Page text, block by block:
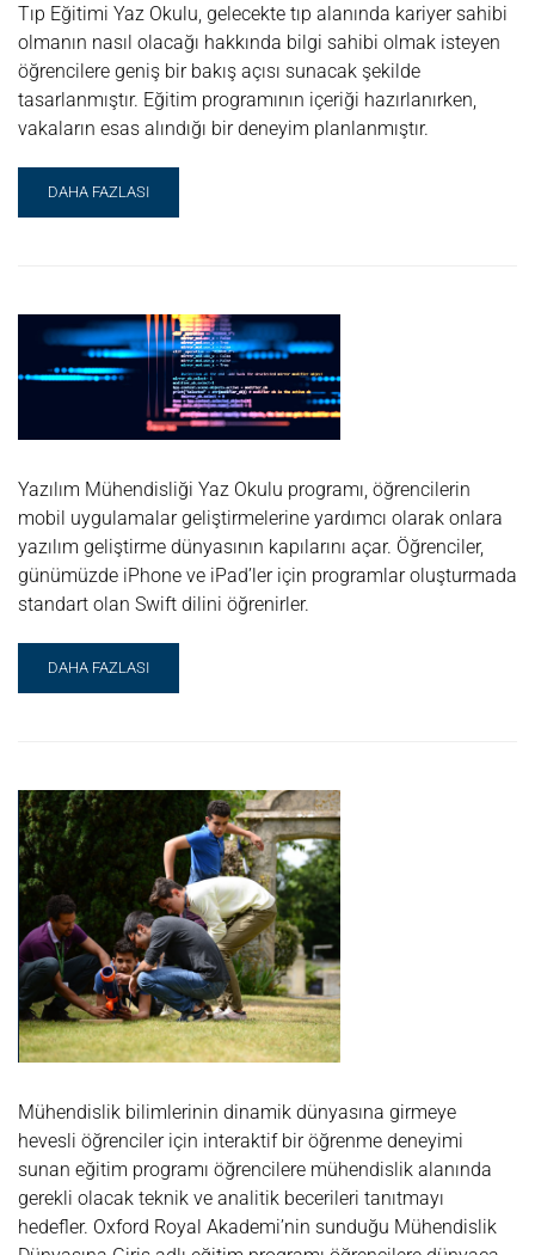
Tıp Eğitimi Yaz Okulu, gelecekte tıp alanında kariyer sahibi
olmanın nasıl olacağı hakkında bilgi sahibi olmak isteyen
öğrencilere geniş bir bakış açısı sunacak şekilde
tasarlanmıştır. Eğitim programının içeriği hazırlanırken,
vakaların esas alındığı bir deneyim planlanmıştır.
READ
MORE
OKULU
DAHA FAZLASI
Yazılım Mühendisliği Yaz Okulu programı, öğrencilerin
mobil uygulamalar geliştirmelerine yardımcı olarak onlara
yazılım geliştirme dünyasının kapılarını açar. Öğrenciler,
günümüzde iPhone ve iPad’ler için programlar oluşturmada
standart olan Swift dilini öğrenirler.
READ
MORE
YAZILIM
MÜHENDISLIĞI
YAZ
OKULU
HOTCHKISS
DAHA FAZLASI
Mühendislik bilimlerinin dinamik dünyasına girmeye
hevesli öğrenciler için interaktif bir öğrenme deneyimi
sunan eğitim programı öğrencilere mühendislik alanında
gerekli olacak teknik ve analitik becerileri tanıtmayı
hedefler. Oxford Royal Akademi’nin sunduğu Mühendislik